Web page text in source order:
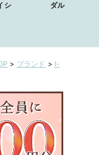
シ
ダル
> ブランド > I-